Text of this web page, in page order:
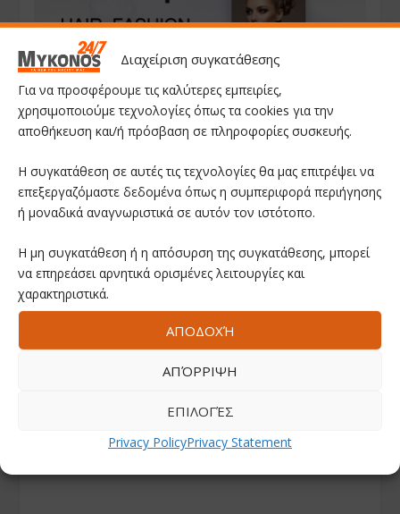
Διαχείριση συγκατάθεσης
Για να προσφέρουμε τις καλύτερες εμπειρίες,
χρησιμοποιούμε τεχνολογίες όπως τα cookies για την
αποθήκευση και/ή πρόσβαση σε πληροφορίες συσκευής.
Η συγκατάθεση σε αυτές τις τεχνολογίες θα μας επιτρέψει να
επεξεργαζόμαστε δεδομένα όπως η συμπεριφορά περιήγησης
ή μοναδικά αναγνωριστικά σε αυτόν τον ιστότοπο.
Η μη συγκατάθεση ή η απόσυρση της συγκατάθεσης, μπορεί
να επηρεάσει αρνητικά ορισμένες λειτουργίες και
χαρακτηριστικά.
ΑΠΟΔΟΧΉ
ΑΠΌΡΡΙΨΗ
ΕΠΙΛΟΓΈΣ
Privacy PolicyPrivacy Statement